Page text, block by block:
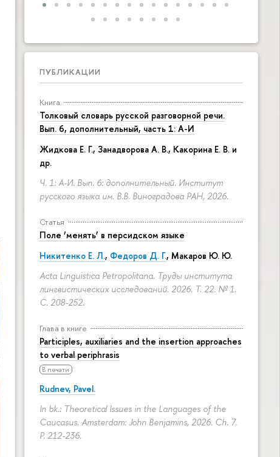
ПУБЛИКАЦИИ
Книга
Толковый словарь русской разговорной речи.
Вып. 6, дополнительный, часть 1: А-И
Жидкова Е. Г., Занадворова А. В., Какорина Е. В. и
др.
Ч. 1: А-И. Вып. 6: дополнительный. Институт
русского языка им. В.В. Виноградова РАН, 2026.
Статья
Поле ‘менять’ в персидском языке
Никитенко Е. Л., Федоров Д. Г., Макаров Ю. Ю.
Acta Linguistica Petropolitana. Труды института
лингвистических исследований. 2026. Т. 22. № 1.
С. 208-252.
Глава в книге
Participles, auxiliaries and the insertion approaches
to verbal periphrasis
В печати
Rudnev, Pavel.
In bk.: Theoretical Issues in the Languages of the
Caucasus. Amsterdam: John Benjamins, 2026. Ch. 7.
P. 212-236.